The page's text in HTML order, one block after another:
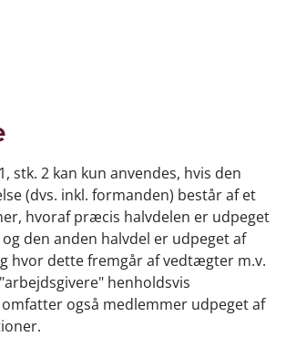
stk. 2 kan kun anvendes, hvis den
(dvs. inkl. formanden) består af et
hvoraf præcis halvdelen er udpeget
den anden halvdel er udpeget af
hvor dette fremgår af vedtægter m.v.
henholdsvis
også medlemmer udpeget af